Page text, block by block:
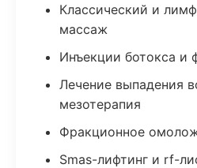
Классический и
массаж
Инъекции ботокса и
Лечение выпадения
мезотерапия
Фракционное
Smas-лифтинг и rf-